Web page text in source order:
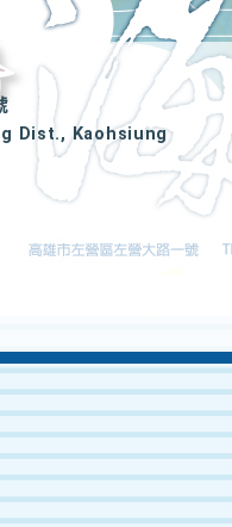
Dist., Kaohsiung